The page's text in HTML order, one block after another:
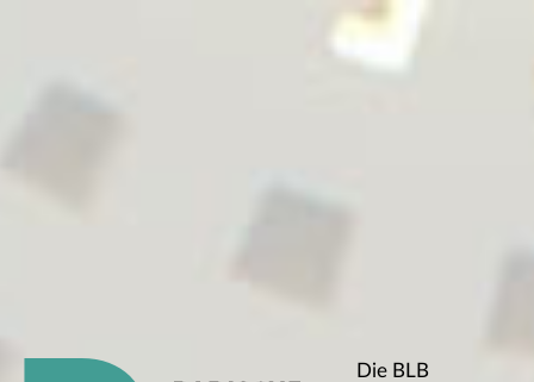
Die BLB